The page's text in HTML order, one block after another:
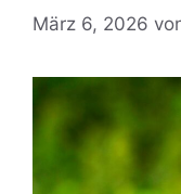
März 6, 2026